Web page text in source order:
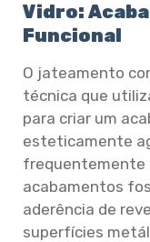
Vidro:
Funcional
O jateamento
técnica que
para criar um
esteticamente
frequentemente
acabamentos
aderência de
superfícies